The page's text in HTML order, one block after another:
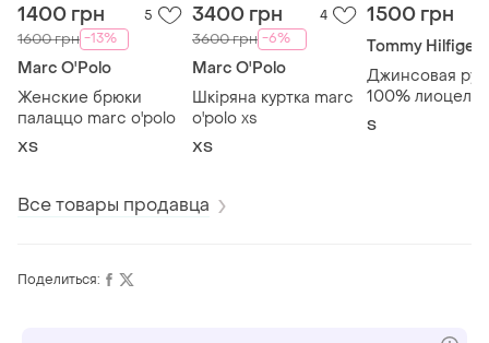
1400 грн 5
1600 грн -13%
Marc O'Polo
Женские брюки
палаццо marc o'polo
ХS
3400 грн 4
3600 грн -6%
Marc O'Polo
Шкіряна куртка marc
o'polo xs
ХS
1500 грн
Tommy Hilfiger
Джинсовая
100% лиоцелл
S
Все товары продавца
Поделиться: